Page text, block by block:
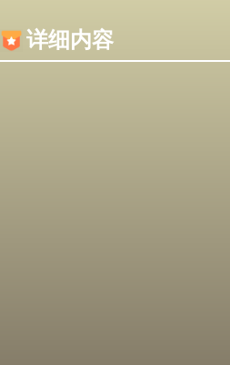
详细内容